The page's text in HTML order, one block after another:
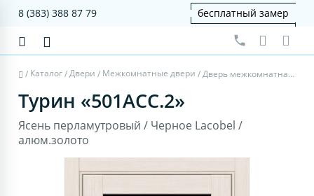
8 (383) 388 87 79 бесплатный замер
/ Каталог/Двери / Межкомнатные двери / Дверь межкомнатная Турин 501АСС.2 - ясень перламутровый, черное lacobel, алюм.золото
Турин «501АСС.2»
Ясень перламутровый / Черное Lacobel /
алюм.золото